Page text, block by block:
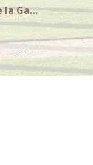
Le Château de la Gaude, une expérience provençale haute couture